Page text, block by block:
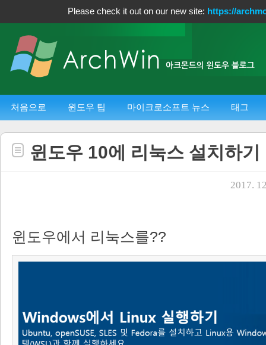
Please check it out on our new site: https://
처음으로 윈도우 팁 마이크로소프트 뉴스 태그
윈도우 10에 리눅스 설치하기
2017.
윈도우에서 리눅스를??